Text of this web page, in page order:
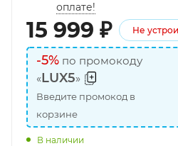
оплате!
15 999 ₽ Не
-5% по промокоду
«LUX5»
Введите промокод в
корзине
В наличии